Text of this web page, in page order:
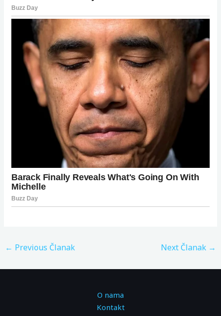
← Previous Članak Next Članak →
O nama
Kontakt